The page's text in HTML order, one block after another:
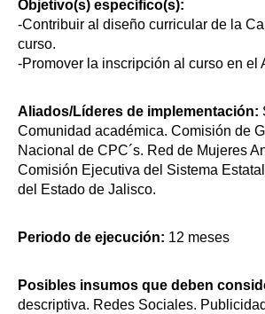
Objetivo(s) específico(s):
-Contribuir al diseño curricular de la
curso.
-Promover la inscripción al curso en el
Aliados/Líderes de implementación:
Comunidad académica. Comisión de
Nacional de CPC´s. Red de Mujeres
Comisión Ejecutiva del Sistema
del Estado de Jalisco.
Periodo de ejecución: 12 meses
Posibles insumos que deben
descriptiva. Redes Sociales.